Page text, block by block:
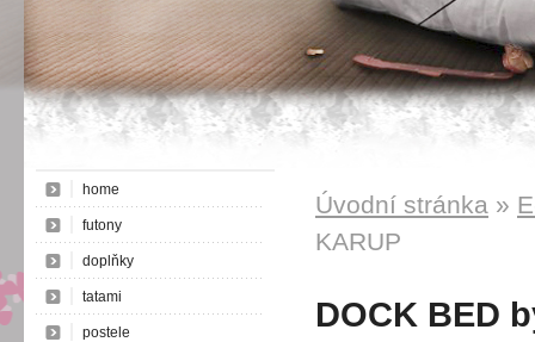
Úvodní stránka »
KARUP
DOCK BED
home
futony
doplňky
tatami
postele